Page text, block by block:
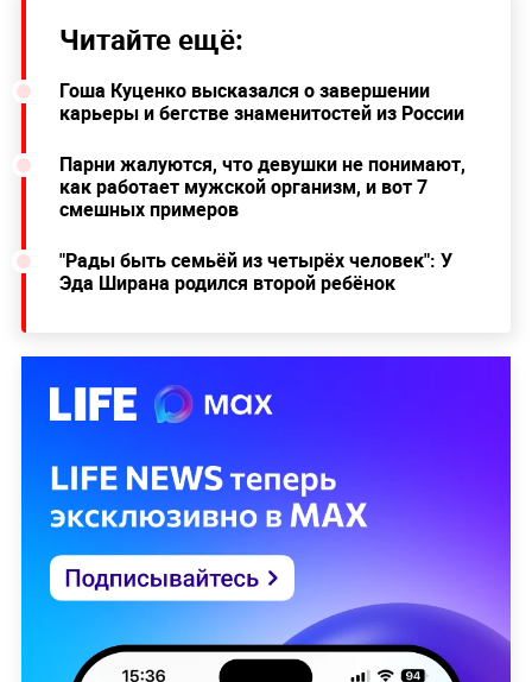
Читайте ещё:
Гоша Куценко высказался о завершении
карьеры и бегстве знаменитостей из России
Парни жалуются, что девушки не понимают,
как работает мужской организм, и вот 7
смешных примеров
"Рады быть семьёй из четырёх человек": У
Эда Ширана родился второй ребёнок